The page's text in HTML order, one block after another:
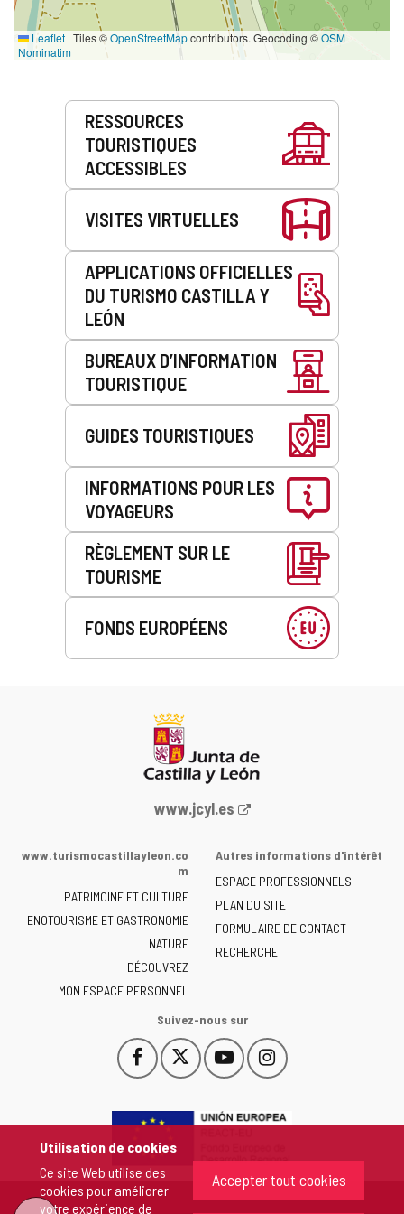
Utilisation de cookies
Ce site Web utilise des
cookies pour améliorer
votre expérience de
Accepter tout cookies
Leaflet | Tiles ©OpenStreetMapcontributors. Geocoding ©OSM
Nominatim
Prestations
RESSOURCES
TOURISTIQUES
ACCESSIBLES
VISITES VIRTUELLES
APPLICATIONS OFFICIELLES
DU TURISMO CASTILLA Y
LEÓN
BUREAUX D’INFORMATION
TOURISTIQUE
GUIDES TOURISTIQUES
INFORMATIONS POUR LES
VOYAGEURS
RÈGLEMENT SUR LE
TOURISME
FONDS EUROPÉENS
Portail
la
de
Castilla
y
León
-
www.jcyl.es
www.turismocastillayleon.co
m
PATRIMOINE ET CULTURE
ENOTOURISME ET GASTRONOMIE
NATURE
DÉCOUVREZ
MON ESPACE PERSONNEL
Autres informations d'intérêt
ESPACE PROFESSIONNELS
PLAN DU SITE
FORMULAIRE DE CONTACT
RECHERCHE
Suivez-nous sur
Facebook
Este
enlace
abrirá
una
ventana
nueva.
Este
enlace
abrirá
ventana
nueva.
YouTube
Este
enlace
abrirá
ventana
nueva.
Instagram
Este
enlace
abrirá
ventana
nueva.